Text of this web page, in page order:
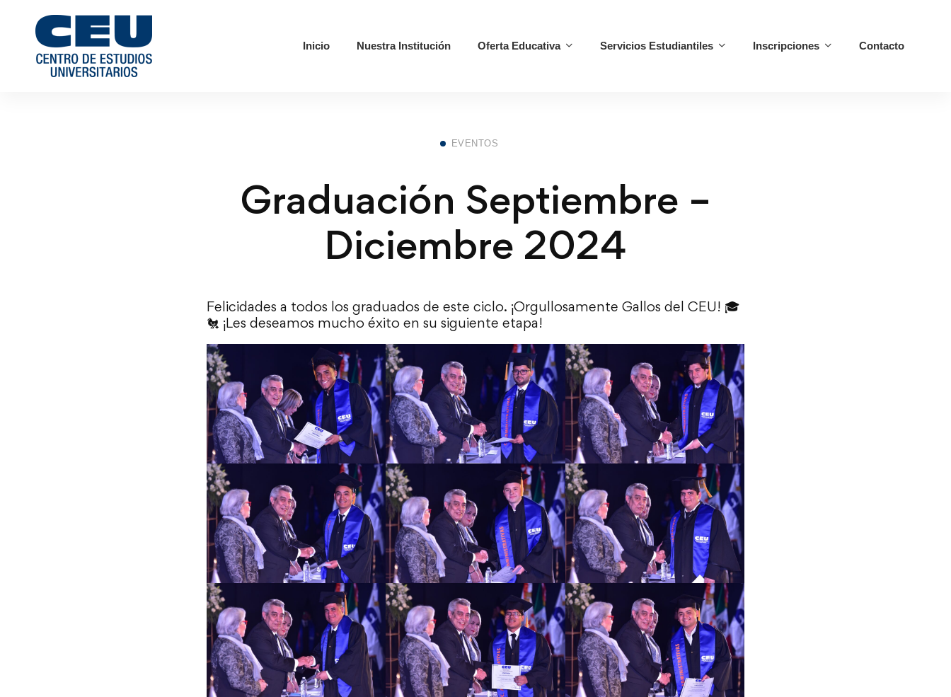
Inicio Nuestra Institución Oferta Educativa Servicios Estudiantiles Inscripciones Contacto
EVENTOS
Graduación Septiembre –
Diciembre 2024
Felicidades a todos los graduados de este ciclo. ¡Orgullosamente Gallos del CEU! 🎓
🐔 ¡Les deseamos mucho éxito en su siguiente etapa!